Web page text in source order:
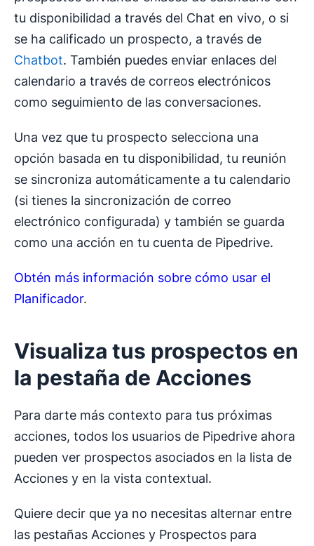
tu disponibilidad a través del Chat en vivo, o si
se ha calificado un prospecto, a través de
Chatbot. También puedes enviar enlaces del
calendario a través de correos electrónicos
como seguimiento de las conversaciones.
Una vez que tu prospecto selecciona una
opción basada en tu disponibilidad, tu reunión
se sincroniza automáticamente a tu calendario
(si tienes la sincronización de correo
electrónico configurada) y también se guarda
como una acción en tu cuenta de Pipedrive.
Obtén más información sobre cómo usar el
Planificador.
Visualiza tus prospectos en
la pestaña de Acciones
Para darte más contexto para tus próximas
acciones, todos los usuarios de Pipedrive ahora
pueden ver prospectos asociados en la lista de
Acciones y en la vista contextual.
Quiere decir que ya no necesitas alternar entre
las pestañas Acciones y Prospectos para